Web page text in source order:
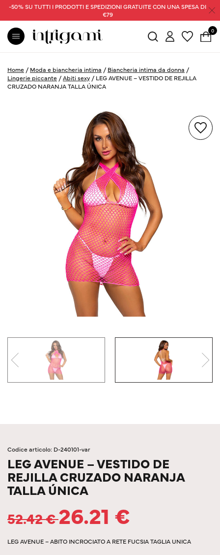
-50% SU TUTTI I PRODOTTI E SPEDIZIONI GRATUITE CON UNA SPESA DI
€79
0
Home / Moda e biancheria intima / Biancheria intima da donna /
Lingerie piccante /Abiti sexy / LEG AVENUE – VESTIDO DE REJILLA
CRUZADO NARANJA TALLA ÚNICA
Codice articolo: D-240101-var
LEG AVENUE – VESTIDO DE
REJILLA CRUZADO NARANJA
TALLA ÚNICA
52.42€26.21 €
LEG AVENUE – ABITO INCROCIATO A RETE FUCSIA TAGLIA UNICA